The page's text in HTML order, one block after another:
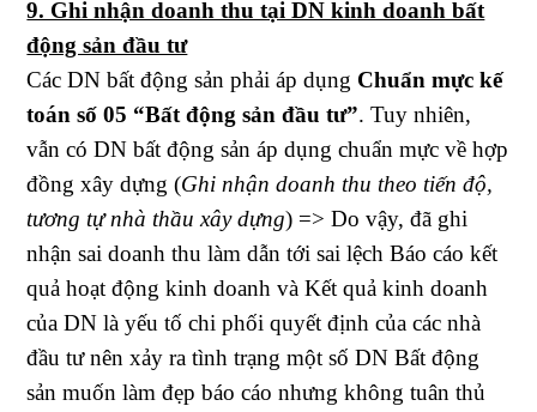
9. Ghi nhận doanh thu tại DN kinh doanh bất
động sản đầu tư
Các DN bất động sản phải áp dụng Chuẩn mực kế
toán số 05 “Bất động sản đầu tư”. Tuy nhiên,
vẫn có DN bất động sản áp dụng chuẩn mực về hợp
đồng xây dựng (Ghi nhận doanh thu theo tiến độ,
tương tự nhà thầu xây dựng) => Do vậy, đã ghi
nhận sai doanh thu làm dẫn tới sai lệch Báo cáo kết
quả hoạt động kinh doanh và Kết quả kinh doanh
của DN là yếu tố chi phối quyết định của các nhà
đầu tư nên xảy ra tình trạng một số DN Bất động
sản muốn làm đẹp báo cáo nhưng không tuân thủ